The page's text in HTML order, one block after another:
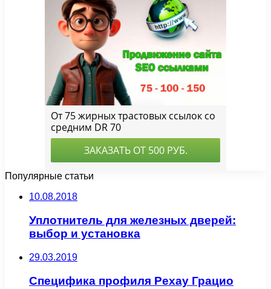
Популярные статьи
10.08.2018
Уплотнитель для железных дверей:
выбор и установка
29.03.2019
Специфика профиля Рехау Грацио